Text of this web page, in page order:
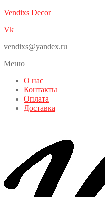
Vendixs Decor
Vk
vendixs@yandex.ru
Меню
О нас
Контакты
Оплата
Доставка